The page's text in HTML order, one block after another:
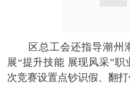
区总工会还指导潮州
展“提升技能 展现风采”职
次竞赛设置点钞识假、翻